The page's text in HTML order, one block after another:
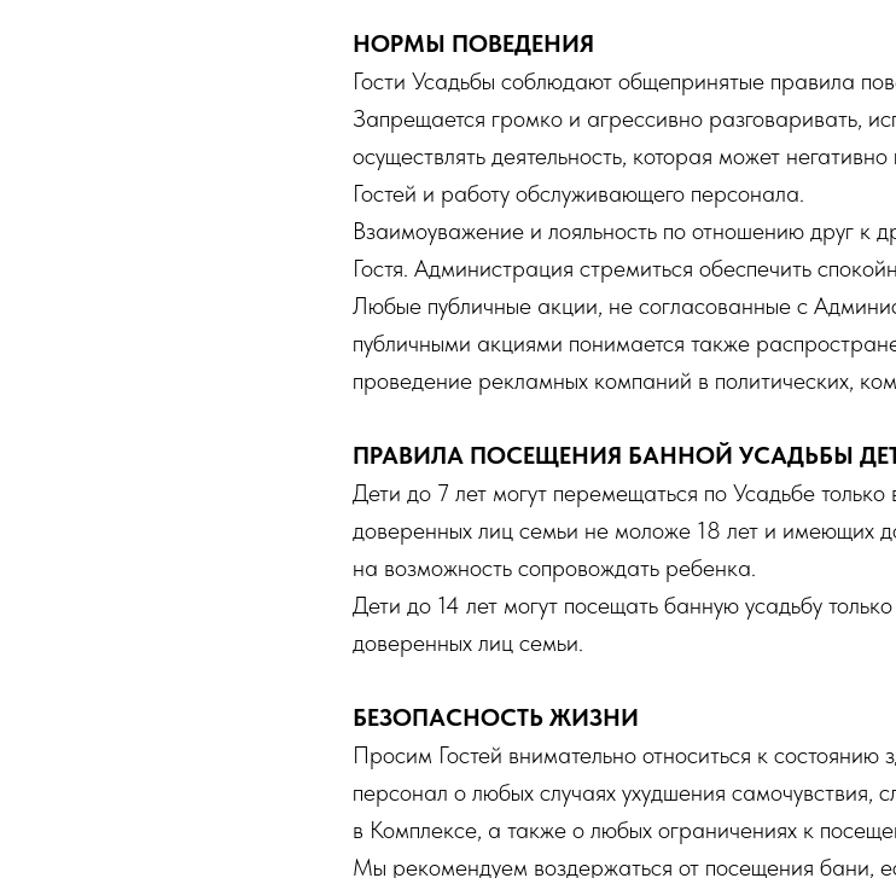
НОРМЫ ПОВЕДЕНИЯ
Гости Усадьбы соблюдают общепринятые правила
Запрещается громко и агрессивно разговаривать,
осуществлять деятельность, которая может
Гостей и работу обслуживающего персонала.
Взаимоуважение и лояльность по отношению друг к
Гостя. Администрация стремиться обеспечить
Любые публичные акции, не согласованные с
публичными акциями понимается также
проведение рекламных компаний в политических,
ПРАВИЛА ПОСЕЩЕНИЯ БАННОЙ УСАДЬБЫ
Дети до 7 лет могут перемещаться по Усадьбе
доверенных лиц семьи не моложе 18 лет и имеющих
на возможность сопровождать ребенка.
Дети до 14 лет могут посещать банную усадьбу
доверенных лиц семьи.
БЕЗОПАСНОСТЬ ЖИЗНИ
Просим Гостей внимательно относиться к
персонал о любых случаях ухудшения самочувствия,
в Комплексе, а также о любых ограничениях к
Мы рекомендуем воздержаться от посещения бани,